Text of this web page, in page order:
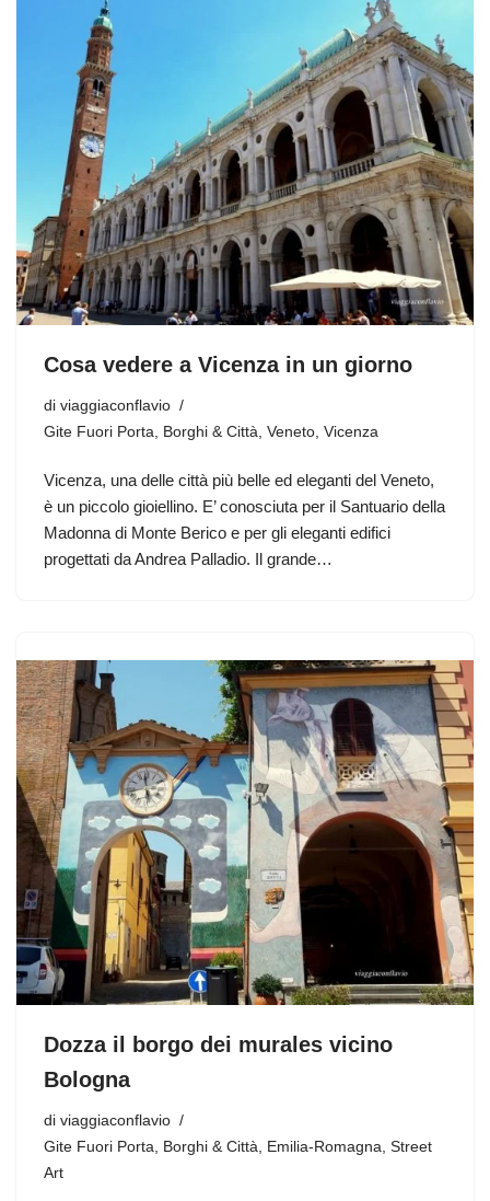
Cosa vedere a Vicenza in un giorno
di viaggiaconflavio
Gite Fuori Porta
Borghi & Città Veneto Vicenza
Vicenza, una delle città più belle ed eleganti del Veneto,
è un piccolo gioiellino. E’ conosciuta per il Santuario della
Madonna di Monte Berico e per gli eleganti edifici
progettati da Andrea Palladio. Il grande…
Dozza il borgo dei murales vicino
Bologna
di viaggiaconflavio
Gite Fuori Porta
Borghi & Città Emilia-Romagna Street
Art